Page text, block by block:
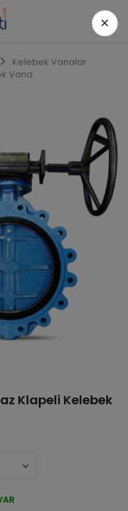
Kelebek Vanalar
Vana
Klapeli Kelebek
×